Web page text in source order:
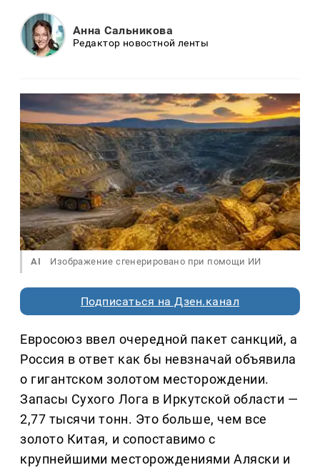
Анна Сальникова
Редактор новостной ленты
AI Изображение сгенерировано при помощи ИИ
Подписаться на Дзен.канал
Евросоюз ввел очередной пакет санкций, а
Россия в ответ как бы невзначай объявила
о гигантском золотом месторождении.
Запасы Сухого Лога в Иркутской области —
2,77 тысячи тонн. Это больше, чем все
золото Китая, и сопоставимо с
крупнейшими месторождениями Аляски и